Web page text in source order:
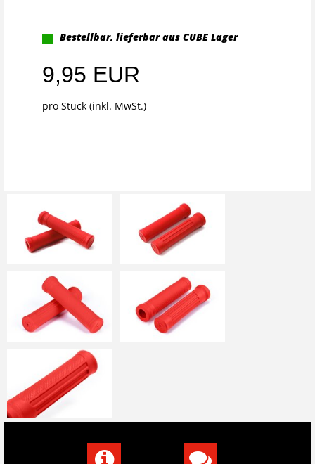
Bestellbar, lieferbar aus CUBE Lager
9,95 EUR
pro Stück (inkl. MwSt.)